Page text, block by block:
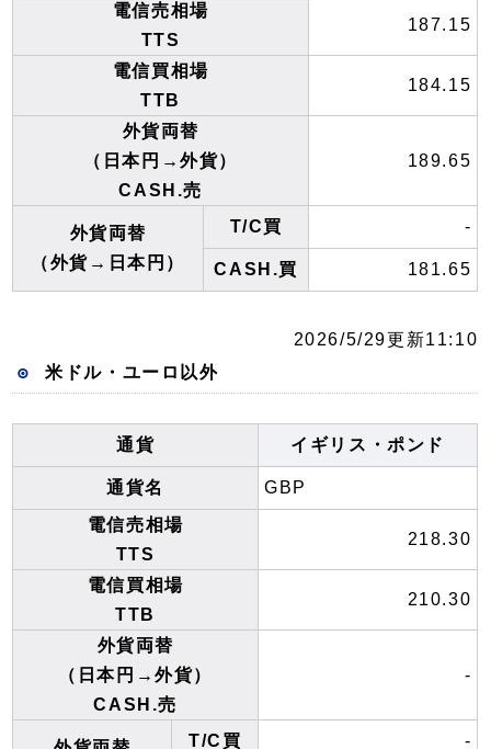
電信売相場
TTS
187.15
電信買相場
TTB
184.15
外貨両替
（日本円→外貨）
CASH.売
189.65
外貨両替
（外貨→日本円）
T/C買 -
CASH.買 181.65
2026/5/29更新11:10
米ドル・ユーロ以外
通貨 イギリス・ポンド
通貨名
GBP
電信売相場
TTS
218.30
電信買相場
TTB
210.30
外貨両替
（日本円→外貨）
CASH.売
-
T/C買 -